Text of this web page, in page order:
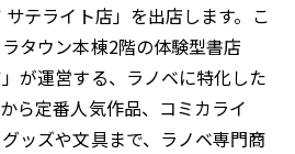
サテライト店」を出店します。こ
タウン本棟2階の体験型書店
が運営する、ラノベに特化した
ら定番人気作品、コミカライ
ッズや文具まで、ラノベ専門商